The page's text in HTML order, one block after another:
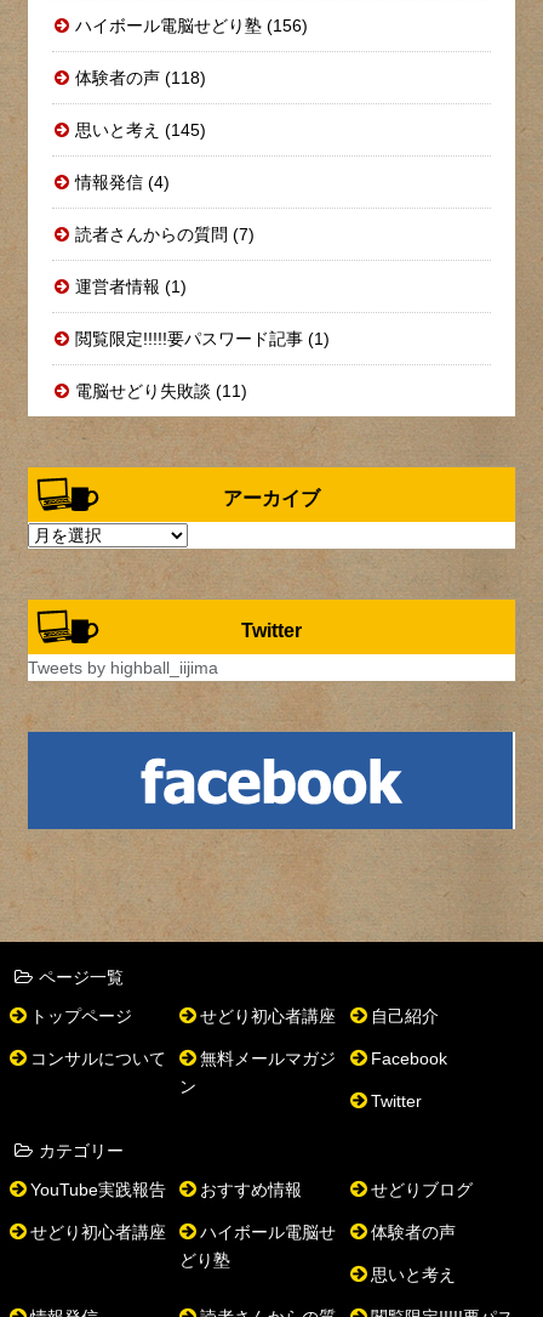
ハイボール電脳せどり塾 (156)
体験者の声 (118)
思いと考え (145)
情報発信 (4)
読者さんからの質問 (7)
運営者情報 (1)
閲覧限定!!!!!要パスワード記事 (1)
電脳せどり失敗談 (11)
アーカイブ
ア
イ
ブ
Twitter
Tweets by highball_iijima
ページ一覧
トップページ
せどり初心者講座 自己紹介
コンサルについて
無料メールマガジ
ン
Facebook
Twitter
カテゴリー
YouTube実践報告
おすすめ情報 せどりブログ
せどり初心者講座
ハイボール電脳せ
どり塾
体験者の声
思いと考え